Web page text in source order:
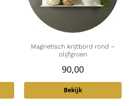
Magnetisch krijtbord rond –
olijfgroen
90,00
Bekijk